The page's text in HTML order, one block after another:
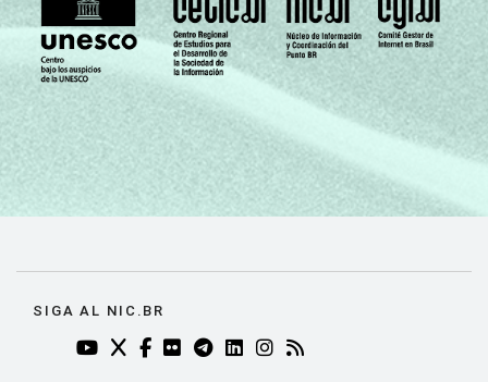
PARTICIPAÇÃO
EM ATIVIDADES
Sim 4
Não 18
Não sabe 93
Não
-
do Ponto BR. (2024). Pesquisa sobre o uso
das tecnologias de informação e
comunicação nos domicílios brasileiros: TIC
SIGA AL NIC.BR
YOUTUBE DO NIC.BR (ABRE EM NOVA ABA)
TWITTER DO NIC.BR (ABRE EM NOVA ABA)
FACEBOOK DO NIC.BR (ABRE EM NOVA
FLICKR DO NIC.BR (ABRE EM NOVA
TELEGRAM DO NIC.BR (ABRE EM
LINKEDIN DO NIC.BR (ABRE
INSTAGRAM DO NIC.BR
RSS DO NIC.BR (ABRE